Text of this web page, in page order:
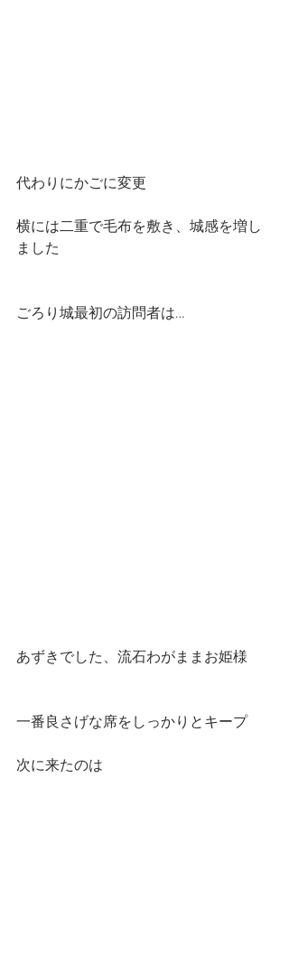
代わりにかごに変更
横には二重で毛布を敷き、城感を増し
ました
ごろり城最初の訪問者は…
あずきでした、流石わがままお姫様
一番良さげな席をしっかりとキープ
次に来たのは